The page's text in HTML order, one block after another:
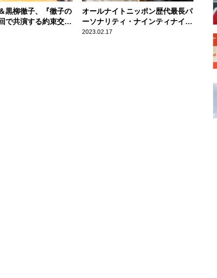
黒柳徹子、『徹子の
で共演する約束交わ
オールナイトニッポン歴代最長パ
ーソナリティ・ナインティナイン
が、自身の名珍場面を振り返る！
2023.02.17